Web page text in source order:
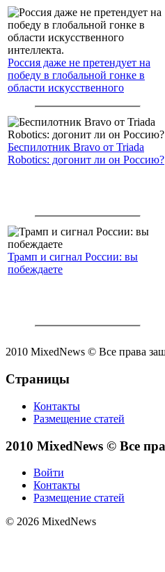
Россия даже не претендует на
победу в глобальной гонке в
области искусственного
Беспилотник Bravo от Triada
Robotics: догонит ли он Россию?
Трамп и сигнал России: вы
побеждаете
2010 MixedNews © Все права
Страницы
Контакты
Размещение статей
2010 MixedNews © Все
Войти
Контакты
Размещение статей
© 2026 MixedNews